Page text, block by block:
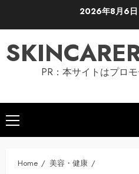
2026年8月6日
PR：本サイトはプロ
Primary
Menu
Home 美容・健康